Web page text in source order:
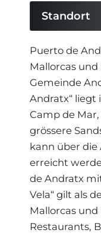
Standort
Standort
Region
Puerto de
Mallorcas
Gemeinde
Andratx“
Camp de
grössere
kann über die
erreicht
de Andratx
Vela“ gilt als
Mallorcas
Restaurants,